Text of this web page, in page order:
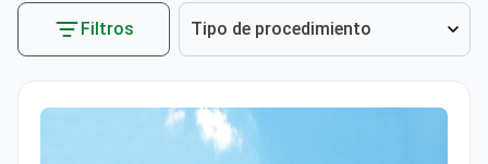
Filtros Tipo de procedimiento